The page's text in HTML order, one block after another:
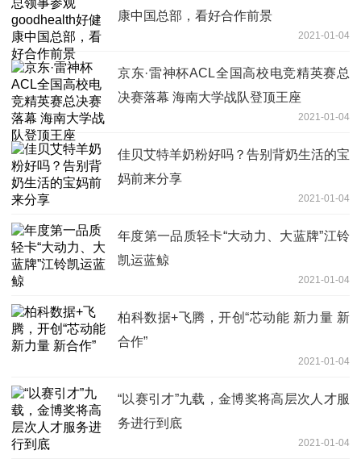
康中国总部，看好合作前景
2021-01-04
京东·雷神杯ACL全国高校电竞精英赛总
决赛落幕 海南大学战队登顶王座
2021-01-04
佳贝艾特羊奶粉好吗？告别背奶生活的宝
妈前来分享
2021-01-04
年度第一品质轻卡“大动力、大蓝牌”江铃
凯运蓝鲸
2021-01-04
柏科数据+飞腾，开创“芯动能 新力量 新
合作”
2021-01-04
“以赛引才”九载，金博奖将高层次人才服
务进行到底
2021-01-04